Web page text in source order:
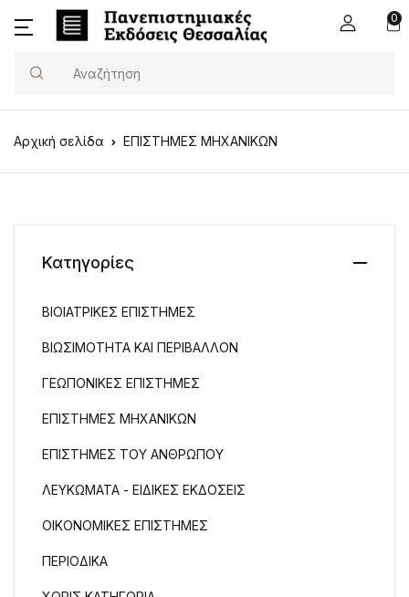
0
Search
Αρχική σελίδα ΕΠΙΣΤΗΜΕΣ ΜΗΧΑΝΙΚΩΝ
Κατηγορίες
ΒΙΟΙΑΤΡΙΚΕΣ ΕΠΙΣΤΗΜΕΣ
ΒΙΩΣΙΜΟΤΗΤΑ ΚΑΙ ΠΕΡΙΒΑΛΛΟΝ
ΓΕΩΠΟΝΙΚΕΣ ΕΠΙΣΤΗΜΕΣ
ΕΠΙΣΤΗΜΕΣ ΜΗΧΑΝΙΚΩΝ
ΕΠΙΣΤΗΜΕΣ ΤΟΥ ΑΝΘΡΩΠΟΥ
ΛΕΥΚΩΜΑΤΑ - ΕΙΔΙΚΕΣ ΕΚΔΟΣΕΙΣ
ΟΙΚΟΝΟΜΙΚΕΣ ΕΠΙΣΤΗΜΕΣ
ΠΕΡΙΟΔΙΚΑ